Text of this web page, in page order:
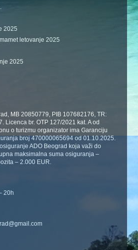
2025
letovanje 2025
2025
MB 20850779, PIB 107682176, TR:
Licenca br. OTP 127/2021 kat. A od
o turizmu organizator ima Garanciju
broj 470000065694 od 01.10.2025.
ADO Beograd koja važi do
maksimalna suma osiguranja –
– 2.000 EUR.
20h